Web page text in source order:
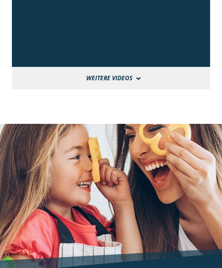
WEITERE VIDEOS